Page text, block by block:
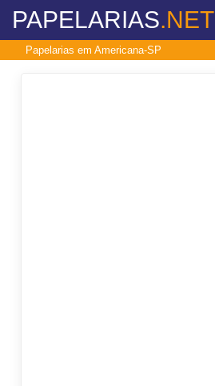
PAPELARIAS.NET
Papelarias em Americana-SP